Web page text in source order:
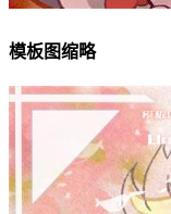
模板图缩略